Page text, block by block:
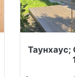
Таунхаус;